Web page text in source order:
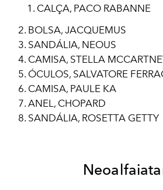
1. CALÇA, PACO RABANNE
BOLSA, JACQUEMUS
SANDÁLIA, NEOUS
CAMISA, STELLA
ÓCULOS, SALVATORE
CAMISA, PAULE KA
ANEL, CHOPARD
SANDÁLIA, ROSETTA GETTY